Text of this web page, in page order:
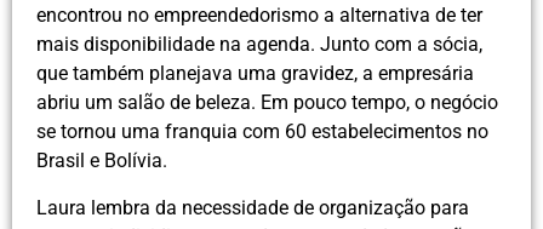
encontrou no empreendedorismo a alternativa de ter
mais disponibilidade na agenda. Junto com a sócia,
que também planejava uma gravidez, a empresária
abriu um salão de beleza. Em pouco tempo, o negócio
se tornou uma franquia com 60 estabelecimentos no
Brasil e Bolívia.
Laura lembra da necessidade de organização para